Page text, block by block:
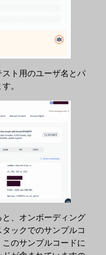
ト用のユーザ名とパ
。
、オンボーディング
ックでのサンプルコ
のサンプルコードに